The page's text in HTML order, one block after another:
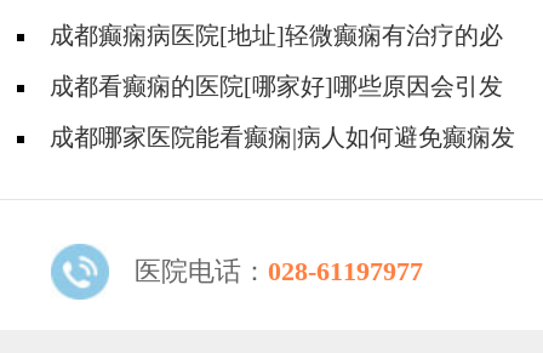
什么心理?
成都癫痫病医院[地址]轻微癫痫有治疗的必
要吗?成都看癫痫的医院[哪家好]哪些原因会引发
癫痫呢?
成都哪家医院能看癫痫|病人如何避免癫痫发
医院电话： 028-61197977